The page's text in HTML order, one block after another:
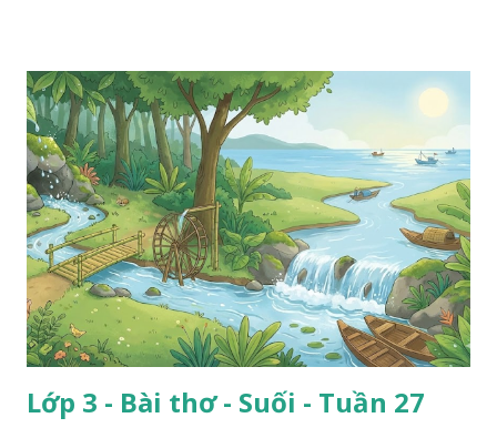
Lớp 3 - Bài thơ - Suối - Tuần 27